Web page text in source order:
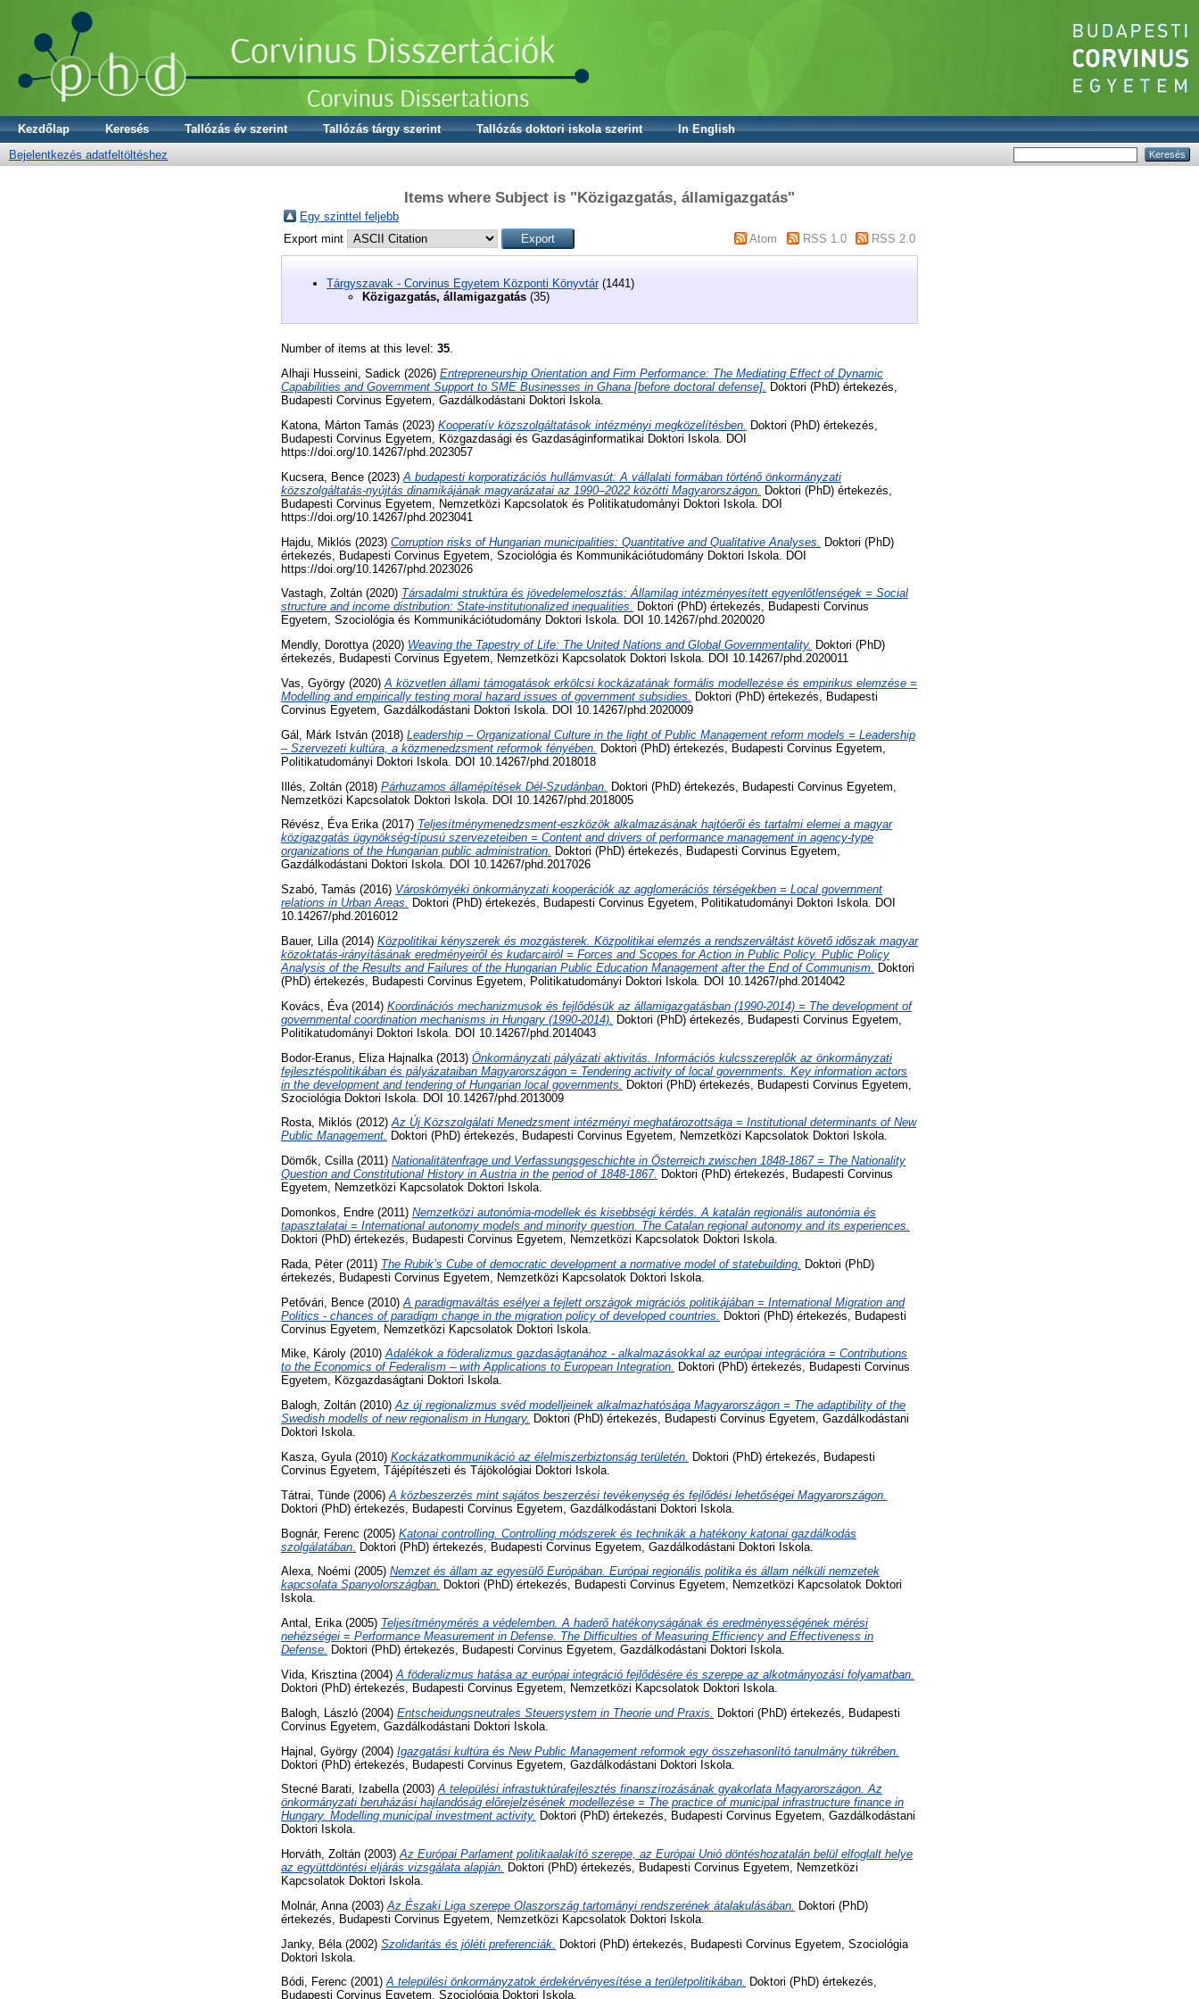
Kezdőlap Keresés Tallózás év szerint Tallózás tárgy szerint Tallózás doktori iskola szerint
In English
Bejelentkezés adatfeltöltéshez
Items where Subject is "Közigazgatás, államigazgatás"
Egy szinttel feljebb
Export mint
Atom RSS 1.0 RSS 2.0
Tárgyszavak - Corvinus Egyetem Központi Könyvtár(1441)
Közigazgatás, államigazgatás (35)
Number of items at this level: 35.
Alhaji Husseini, Sadick (2026) Entrepreneurship Orientation and Firm Performance: The Mediating Effect of Dynamic
Capabilities and Government Support to SME Businesses in Ghana [before doctoral defense]. Doktori (PhD) értekezés,
Budapesti Corvinus Egyetem, Gazdálkodástani Doktori Iskola.
Katona, Márton Tamás (2023) Kooperatív közszolgáltatások intézményi megközelítésben.
Doktori (PhD) értekezés,
Budapesti Corvinus Egyetem, Közgazdasági és Gazdaságinformatikai Doktori Iskola. DOI
https://doi.org/10.14267/phd.2023057
Kucsera, Bence (2023) A budapesti korporatizációs hullámvasút: A vállalati formában történő önkormányzati
közszolgáltatás-nyújtás dinamikájának magyarázatai az 1990–2022 közötti Magyarországon.
Doktori (PhD) értekezés,
Budapesti Corvinus Egyetem, Nemzetközi Kapcsolatok és Politikatudományi Doktori Iskola. DOI
https://doi.org/10.14267/phd.2023041
Hajdu, Miklós (2023) Corruption risks of Hungarian municipalities: Quantitative and Qualitative Analyses.
Doktori (PhD)
értekezés, Budapesti Corvinus Egyetem, Szociológia és Kommunikációtudomány Doktori Iskola. DOI
https://doi.org/10.14267/phd.2023026
Vastagh, Zoltán (2020) Társadalmi struktúra és jövedelemelosztás: Államilag intézményesített egyenlőtlenségek = Social
structure and income distribution: State-institutionalized inequalities. Doktori (PhD) értekezés, Budapesti Corvinus
Egyetem, Szociológia és Kommunikációtudomány Doktori Iskola. DOI 10.14267/phd.2020020
Mendly, Dorottya(2020) Weaving the Tapestry of Life: The United Nations and Global Governmentality. Doktori (PhD)
értekezés, Budapesti Corvinus Egyetem, Nemzetközi Kapcsolatok Doktori Iskola. DOI 10.14267/phd.2020011
Vas, György (2020) A közvetlen állami támogatások erkölcsi kockázatának formális modellezése és empirikus elemzése =
Modelling and empirically testing moral hazard issues of government subsidies.
Doktori (PhD) értekezés, Budapesti
Corvinus Egyetem, Gazdálkodástani Doktori Iskola. DOI 10.14267/phd.2020009
Gál, Márk István (2018) Leadership – Organizational Culture in the light of Public Management reform models = Leadership
– Szervezeti kultúra, a közmenedzsment reformok fényében.
Doktori (PhD) értekezés, Budapesti Corvinus Egyetem,
Politikatudományi Doktori Iskola. DOI 10.14267/phd.2018018
Illés, Zoltán (2018) Párhuzamos államépítések Dél-Szudánban. Doktori (PhD) értekezés, Budapesti Corvinus Egyetem,
Nemzetközi Kapcsolatok Doktori Iskola. DOI 10.14267/phd.2018005
Révész, Éva Erika(2017) Teljesítménymenedzsment-eszközök alkalmazásának hajtóerői és tartalmi elemei a magyar
közigazgatás ügynökség-típusú szervezeteiben = Content and drivers of performance management in agency-type
organizations of the Hungarian public administration. Doktori (PhD) értekezés, Budapesti Corvinus Egyetem,
Gazdálkodástani Doktori Iskola. DOI 10.14267/phd.2017026
Szabó, Tamás (2016) Városkörnyéki önkormányzati kooperációk az agglomerációs térségekben = Local government
relations in Urban Areas. Doktori (PhD) értekezés, Budapesti Corvinus Egyetem, Politikatudományi Doktori Iskola. DOI
10.14267/phd.2016012
Bauer, Lilla (2014) Közpolitikai kényszerek és mozgásterek. Közpolitikai elemzés a rendszerváltást követő időszak magyar
közoktatás-irányításának eredményeiről és kudarcairól = Forces and Scopes for Action in Public Policy. Public Policy
Analysis of the Results and Failures of the Hungarian Public Education Management after the End of Communism.
Doktori
(PhD) értekezés, Budapesti Corvinus Egyetem, Politikatudományi Doktori Iskola. DOI 10.14267/phd.2014042
Kovács, Éva (2014) Koordinációs mechanizmusok és fejlődésük az államigazgatásban (1990-2014) = The development of
governmental coordination mechanisms in Hungary (1990-2014).
Doktori (PhD) értekezés, Budapesti Corvinus Egyetem,
Politikatudományi Doktori Iskola. DOI 10.14267/phd.2014043
Bodor-Eranus, Eliza Hajnalka (2013) Önkormányzati pályázati aktivitás. Információs kulcsszereplők az önkormányzati
fejlesztéspolitikában és pályázataiban Magyarországon = Tendering activity of local governments. Key information actors
in the development and tendering of Hungarian local governments.
Doktori (PhD) értekezés, Budapesti Corvinus Egyetem,
Szociológia Doktori Iskola. DOI 10.14267/phd.2013009
Rosta, Miklós (2012)Az Új Közszolgálati Menedzsment intézményi meghatározottsága = Institutional determinants of New
Public Management. Doktori (PhD) értekezés, Budapesti Corvinus Egyetem, Nemzetközi Kapcsolatok Doktori Iskola.
Dömők, Csilla(2011) Nationalitätenfrage und Verfassungsgeschichte in Österreich zwischen 1848-1867 = The Nationality
Question and Constitutional History in Austria in the period of 1848-1867. Doktori (PhD) értekezés, Budapesti Corvinus
Egyetem, Nemzetközi Kapcsolatok Doktori Iskola.
Domonkos, Endre (2011) Nemzetközi autonómia-modellek és kisebbségi kérdés. A katalán regionális autonómia és
tapasztalatai = International autonomy models and minority question. The Catalan regional autonomy and its experiences.
Doktori (PhD) értekezés, Budapesti Corvinus Egyetem, Nemzetközi Kapcsolatok Doktori Iskola.
Rada, Péter(2011) The Rubik’s Cube of democratic development a normative model of statebuilding. Doktori (PhD)
értekezés, Budapesti Corvinus Egyetem, Nemzetközi Kapcsolatok Doktori Iskola.
Petővári, Bence (2010) A paradigmaváltás esélyei a fejlett országok migrációs politikájában = International Migration and
Politics - chances of paradigm change in the migration policy of developed countries.
Doktori (PhD) értekezés, Budapesti
Corvinus Egyetem, Nemzetközi Kapcsolatok Doktori Iskola.
Mike, Károly (2010)Adalékok a föderalizmus gazdaságtanához - alkalmazásokkal az európai integrációra = Contributions
to the Economics of Federalism – with Applications to European Integration. Doktori (PhD) értekezés, Budapesti Corvinus
Egyetem, Közgazdaságtani Doktori Iskola.
Balogh, Zoltán (2010)Az új regionalizmus svéd modelljeinek alkalmazhatósága Magyarországon = The adaptibility of the
Swedish modells of new regionalism in Hungary. Doktori (PhD) értekezés, Budapesti Corvinus Egyetem, Gazdálkodástani
Doktori Iskola.
Kasza, Gyula (2010) Kockázatkommunikáció az élelmiszerbiztonság területén.
Doktori (PhD) értekezés, Budapesti
Corvinus Egyetem, Tájépítészeti és Tájökológiai Doktori Iskola.
Tátrai, Tünde (2006) A közbeszerzés mint sajátos beszerzési tevékenység és fejlődési lehetőségei Magyarországon.
Doktori (PhD) értekezés, Budapesti Corvinus Egyetem, Gazdálkodástani Doktori Iskola.
Bognár, Ferenc (2005) Katonai controlling. Controlling módszerek és technikák a hatékony katonai gazdálkodás
szolgálatában. Doktori (PhD) értekezés, Budapesti Corvinus Egyetem, Gazdálkodástani Doktori Iskola.
Alexa, Noémi (2005) Nemzet és állam az egyesülő Európában. Európai regionális politika és állam nélküli nemzetek
kapcsolata Spanyolországban. Doktori (PhD) értekezés, Budapesti Corvinus Egyetem, Nemzetközi Kapcsolatok Doktori
Iskola.
Antal, Erika(2005) Teljesítménymérés a védelemben. A haderő hatékonyságának és eredményességének mérési
nehézségei = Performance Measurement in Defense. The Difficulties of Measuring Efficiency and Effectiveness in
Defense. Doktori (PhD) értekezés, Budapesti Corvinus Egyetem, Gazdálkodástani Doktori Iskola.
Vida, Krisztina (2004) A föderalizmus hatása az európai integráció fejlődésére és szerepe az alkotmányozási folyamatban.
Doktori (PhD) értekezés, Budapesti Corvinus Egyetem, Nemzetközi Kapcsolatok Doktori Iskola.
Balogh, László (2004) Entscheidungsneutrales Steuersystem in Theorie und Praxis.
Doktori (PhD) értekezés, Budapesti
Corvinus Egyetem, Gazdálkodástani Doktori Iskola.
Hajnal, György (2004) Igazgatási kultúra és New Public Management reformok egy összehasonlító tanulmány tükrében.
Doktori (PhD) értekezés, Budapesti Corvinus Egyetem, Gazdálkodástani Doktori Iskola.
Stecné Barati, Izabella(2003)A települési infrastuktúrafejlesztés finanszírozásának gyakorlata Magyarországon. Az
önkormányzati beruházási hajlandóság előrejelzésének modellezése = The practice of municipal infrastructure finance in
Hungary. Modelling municipal investment activity. Doktori (PhD) értekezés, Budapesti Corvinus Egyetem, Gazdálkodástani
Doktori Iskola.
Horváth, Zoltán (2003)Az Európai Parlament politikaalakító szerepe, az Európai Unió döntéshozatalán belül elfoglalt helye
az együttdöntési eljárás vizsgálata alapján. Doktori (PhD) értekezés, Budapesti Corvinus Egyetem, Nemzetközi
Kapcsolatok Doktori Iskola.
Molnár, Anna (2003) Az Északi Liga szerepe Olaszország tartományi rendszerének átalakulásában.
Doktori (PhD)
értekezés, Budapesti Corvinus Egyetem, Nemzetközi Kapcsolatok Doktori Iskola.
Janky, Béla (2002) Szolidaritás és jóléti preferenciák. Doktori (PhD) értekezés, Budapesti Corvinus Egyetem, Szociológia
Doktori Iskola.
Bódi, Ferenc (2001)A települési önkormányzatok érdekérvényesítése a területpolitikában. Doktori (PhD) értekezés,
Budapesti Corvinus Egyetem, Szociológia Doktori Iskola.